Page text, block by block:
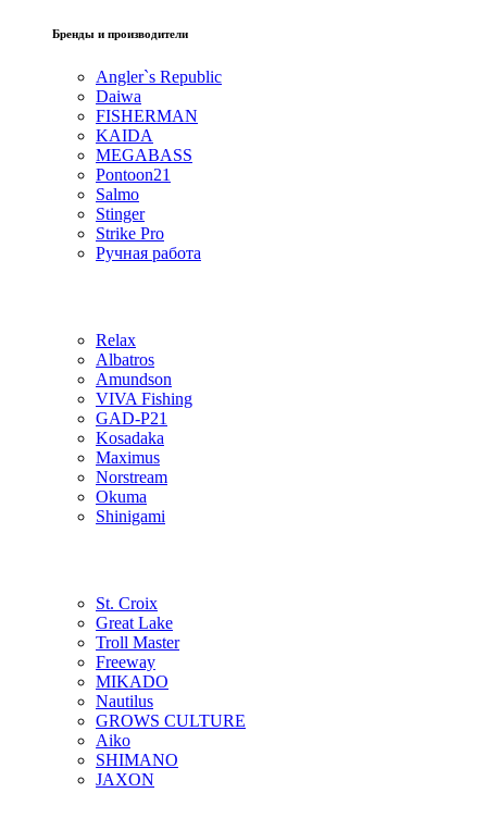
Бренды и производители
Angler`s Republic
Daiwa
FISHERMAN
KAIDA
MEGABASS
Pontoon21
Salmo
Stinger
Strike Pro
Ручная работа
Relax
Albatros
Amundson
VIVA Fishing
GAD-P21
Kosadaka
Maximus
Norstream
Okuma
Shinigami
St. Croix
Great Lake
Troll Master
Freeway
MIKADO
Nautilus
GROWS CULTURE
Aiko
SHIMANO
JAXON